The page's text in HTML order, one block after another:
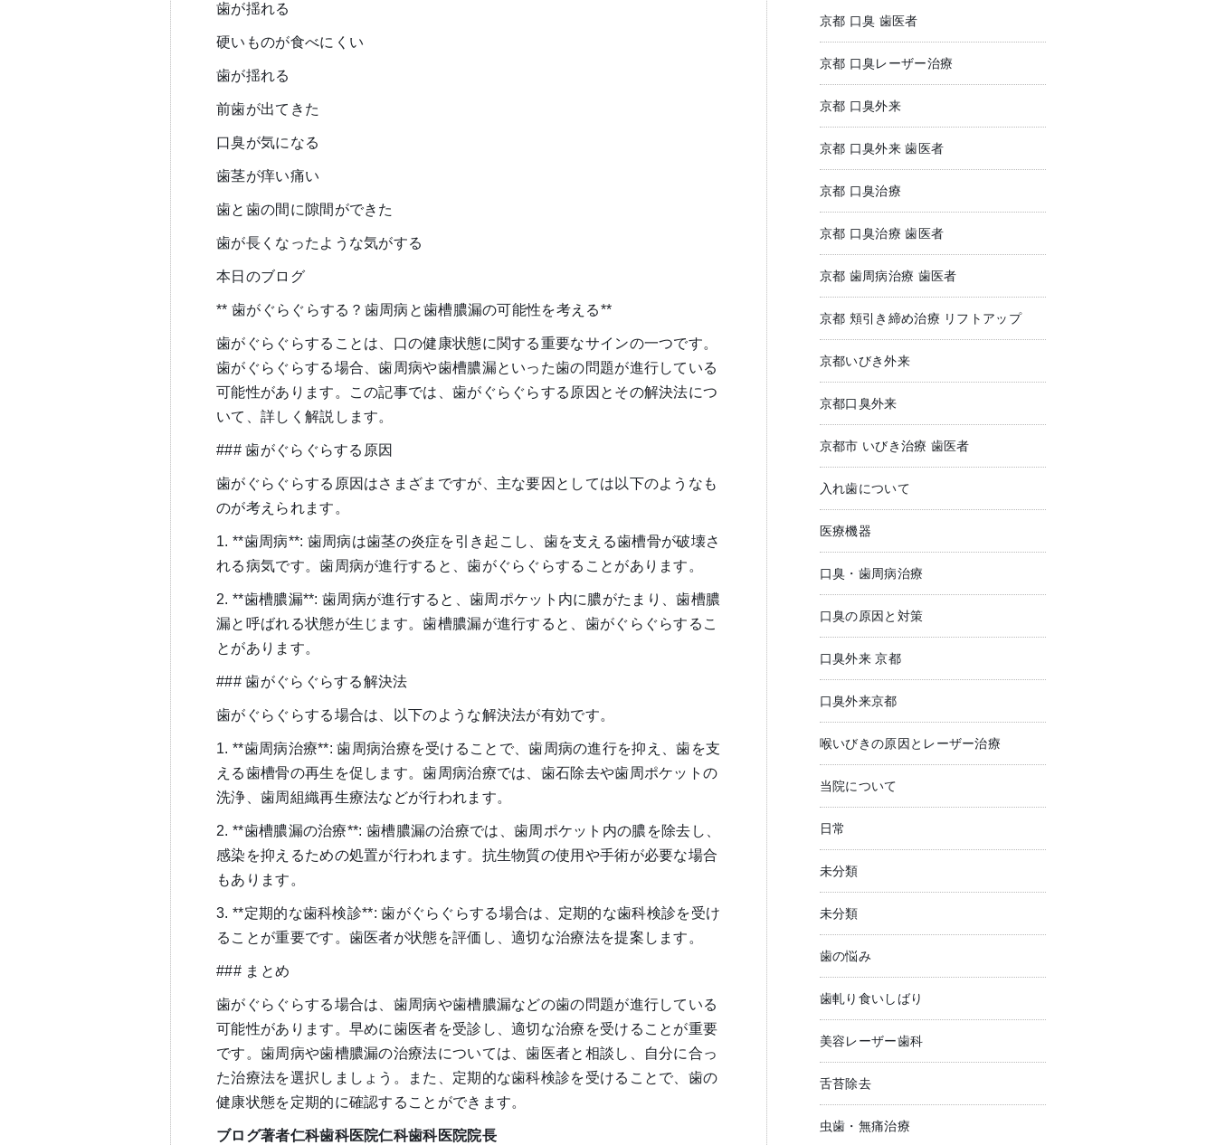
歯が揺れる
硬いものが食べにくい
歯が揺れる
前歯が出てきた
口臭が気になる
歯茎が痒い痛い
歯と歯の間に隙間ができた
歯が長くなったような気がする
本日のブログ
** 歯がぐらぐらする？歯周病と歯槽膿漏の可能性を考える**
歯がぐらぐらすることは、口の健康状態に関する重要なサインの一つです。
歯がぐらぐらする場合、歯周病や歯槽膿漏といった歯の問題が進行している
可能性があります。この記事では、歯がぐらぐらする原因とその解決法につ
いて、詳しく解説します。
### 歯がぐらぐらする原因
歯がぐらぐらする原因はさまざまですが、主な要因としては以下のようなも
のが考えられます。
1. **歯周病**: 歯周病は歯茎の炎症を引き起こし、歯を支える歯槽骨が破壊さ
れる病気です。歯周病が進行すると、歯がぐらぐらすることがあります。
2. **歯槽膿漏**: 歯周病が進行すると、歯周ポケット内に膿がたまり、歯槽膿
漏と呼ばれる状態が生じます。歯槽膿漏が進行すると、歯がぐらぐらするこ
とがあります。
### 歯がぐらぐらする解決法
歯がぐらぐらする場合は、以下のような解決法が有効です。
1. **歯周病治療**: 歯周病治療を受けることで、歯周病の進行を抑え、歯を支
える歯槽骨の再生を促します。歯周病治療では、歯石除去や歯周ポケットの
洗浄、歯周組織再生療法などが行われます。
2. **歯槽膿漏の治療**: 歯槽膿漏の治療では、歯周ポケット内の膿を除去し、
感染を抑えるための処置が行われます。抗生物質の使用や手術が必要な場合
もあります。
3. **定期的な歯科検診**: 歯がぐらぐらする場合は、定期的な歯科検診を受け
ることが重要です。歯医者が状態を評価し、適切な治療法を提案します。
### まとめ
歯がぐらぐらする場合は、歯周病や歯槽膿漏などの歯の問題が進行している
可能性があります。早めに歯医者を受診し、適切な治療を受けることが重要
です。歯周病や歯槽膿漏の治療法については、歯医者と相談し、自分に合っ
た治療法を選択しましょう。また、定期的な歯科検診を受けることで、歯の
健康状態を定期的に確認することができます。
ブログ著者仁科歯科医院仁科歯科医院院長
京都 口臭 歯医者
京都 口臭レーザー治療
京都 口臭外来
京都 口臭外来 歯医者
京都 口臭治療
京都 口臭治療 歯医者
京都 歯周病治療 歯医者
京都 頬引き締め治療 リフトアップ
京都いびき外来
京都口臭外来
京都市 いびき治療 歯医者
入れ歯について
医療機器
口臭・歯周病治療
口臭の原因と対策
口臭外来 京都
口臭外来京都
喉いびきの原因とレーザー治療
当院について
日常
未分類
未分類
歯の悩み
歯軋り食いしばり
美容レーザー歯科
舌苔除去
虫歯・無痛治療